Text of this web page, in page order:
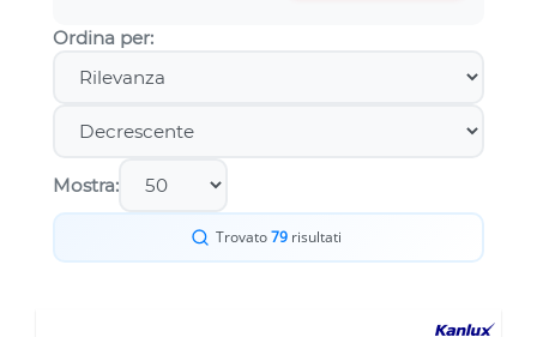
Ordina per:
Mostra:
Trovato79risultati